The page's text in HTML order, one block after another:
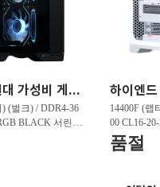
하이엔드 감성 200만원대 가성비 게이밍PC HY263 FHD 리그오브레전드 200 프레임 , 발로란트 240 프레임 , 배틀그라운드 150 프레임
(벌크) / DDR4-36
BLACK 서린 (3
제이씨현 / 지포
이엠텍 / T500 M.
14400F (랩
00 CL16-
5060
품절